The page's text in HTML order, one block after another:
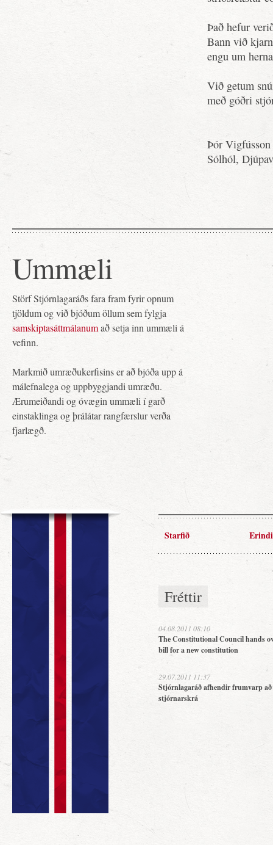
Það hefur
Bann við
engu um
Við getum
með góðri
Þór Vigfússon
Sólhól,
Ummæli
Störf Stjórnlagaráðs fara fram fyrir opnum
tjöldum og við bjóðum öllum sem fylgja
samskiptasáttmálanumað setja inn ummæli á
vefinn.
Markmið umræðukerfisins er að bjóða upp á
málefnalega og uppbyggjandi umræðu.
Ærumeiðandi og óvægin ummæli í garð
einstaklinga og þrálátar rangfærslur verða
fjarlægð.
Starfið Erindi
Fréttir
04.08.2011 08:10
The Constitutional Council hands
bill for a new constitution
29.07.2011 11:37
Stjórnlagaráð afhendir frumvarp
stjórnarskrá